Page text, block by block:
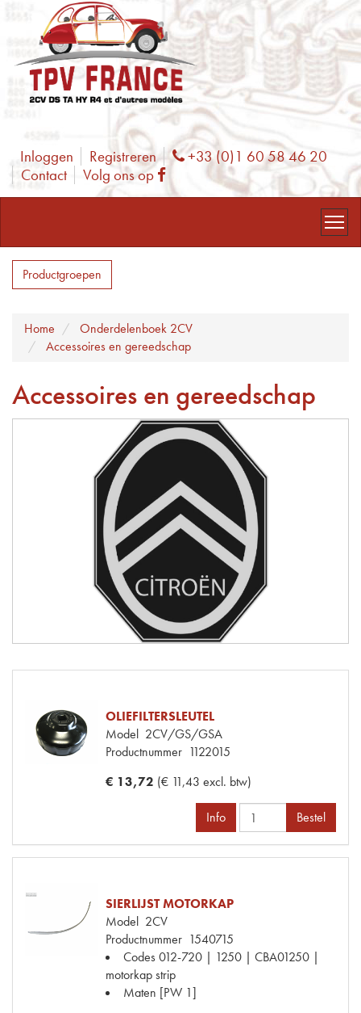
Inloggen Registreren Phone
+33 (0)1 60 58 46 20
Contact
Volg ons op Facebook
Productgroepen
Home
Onderdelenboek 2CV
Accessoires en gereedschap
Accessoires en gereedschap
OLIEFILTERSLEUTEL
Model 2CV/GS/GSA
Productnummer 1122015
€ 13,72 (€ 11,43 excl. btw)
Info Bestel
SIERLIJST MOTORKAP
Model 2CV
Productnummer 1540715
Codes012-720 | 1250 | CBA01250 |
motorkap strip
Maten [PW 1]